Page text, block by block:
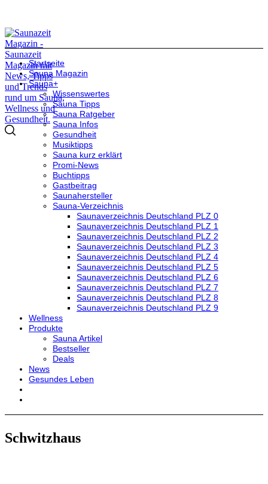
Startseite
Sauna Magazin
Sauna+
Wissenswertes
Sauna Tipps
Sauna Ratgeber
Sauna Infos
Gesundheit
Musiktipps
Sauna kurz erklärt
Promi-News
Buchtipps
Gastbeitrag
Saunahersteller
Sauna-Verzeichnis
Saunaverzeichnis Deutschland PLZ 0
Saunaverzeichnis Deutschland PLZ 1
Saunaverzeichnis Deutschland PLZ 2
Saunaverzeichnis Deutschland PLZ 3
Saunaverzeichnis Deutschland PLZ 4
Saunaverzeichnis Deutschland PLZ 5
Saunaverzeichnis Deutschland PLZ 6
Saunaverzeichnis Deutschland PLZ 7
Saunaverzeichnis Deutschland PLZ 8
Saunaverzeichnis Deutschland PLZ 9
Wellness
Produkte
Sauna Artikel
Bestseller
Deals
News
Gesundes Leben
Schwitzhaus